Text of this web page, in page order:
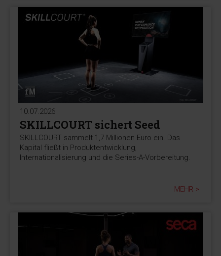
10.07.2026
SKILLCOURT sichert Seed
SKILLCOURT sammelt 1,7 Millionen Euro ein. Das
Kapital fließt in Produktentwicklung,
Internationalisierung und die Series-A-Vorbereitung.
MEHR >